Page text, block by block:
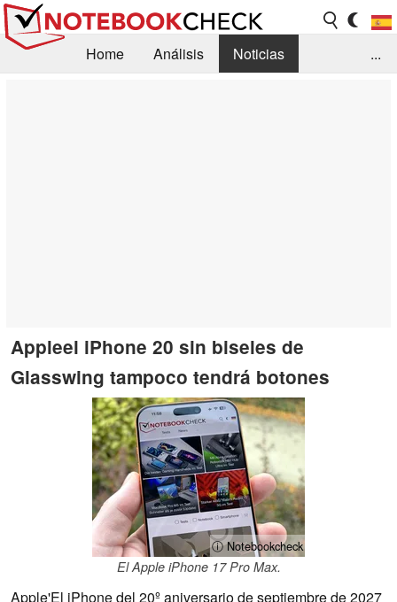
Home Análisis
Noticias
...
Appleel iPhone 20 sin biseles de
Glasswing tampoco tendrá botones
ⓘ Notebookcheck
El Apple iPhone 17 Pro Max.
Apple'El iPhone del 20º aniversario de septiembre de 2027